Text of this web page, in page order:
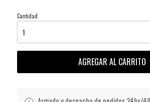
Cantidad
AGREGAR AL CARRITO